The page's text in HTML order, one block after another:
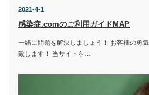
2021-4-1
感染症.comのご利用ガイドMAP
一緒に問題を解決しましょう！ お客様の勇
致します！ 当サイトを…